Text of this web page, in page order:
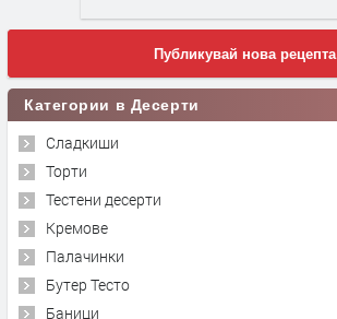
Публикувай нова рецепта
Категории в Десерти
Сладкиши
Торти
Тестени десерти
Кремове
Палачинки
Бутер Тесто
Баници